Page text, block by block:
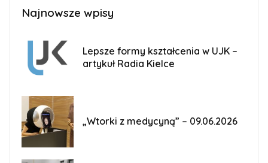
Najnowsze wpisy
Lepsze formy kształcenia w UJK –
artykuł Radia Kielce
„Wtorki z medycyną” – 09.06.2026